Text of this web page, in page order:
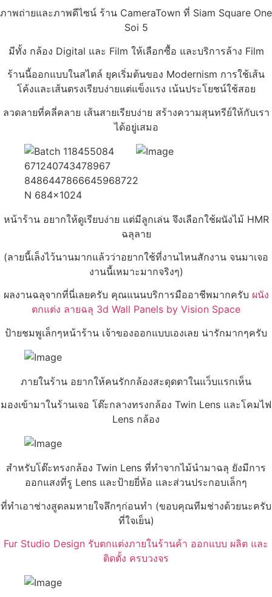
ภาพถ่ายและภาพดีไซน์ ร้าน CameraTown ที่ Siam Square One
Soi 5
มีทั้ง กล้อง Digital และ Film ให้เลือกซื้อ และบริการล้าง Film
ร้านนี้ออกแบบในสไตล์ ยุคเริ่มต้นของ Modernism การใช้เส้น
โค้งและเส้นตรงเรียบง่ายแต่แข็งแรง เน้นประโยชน์ใช้สอย
ลวดลายที่คลี่คลาย เส้นสายเรียบง่าย สร้างความสุนทรีย์ให้กับเรา
ได้อยู่เสมอ
หน้าร้าน อยากให้ดูเรียบง่าย แต่มีลูกเล่น จึงเลือกใช้ผนังไม้ HMR
ฉลุลาย
(ลายนี้เล็งไว้นานมากแล้วว่าอยากใช้ที่งานไหนสักงาน จนมาเจอ
งานนี้เหมาะมากจริงๆ)
ผลงานฉลุจากที่นี่เลยครับ คุณแนนบริการมืออาชีพมากครับ ผนัง
ตกแต่ง ลายฉลุ 3d Wall Panels by Vision Space
ป้ายชมพูเล็กๆหน้าร้าน เจ้าของออกแบบเองเลย น่ารักมากๆครับ
ภายในร้าน อยากให้คนรักกล้องสะดุดตาในแว็บแรกเห็น
มองเข้ามาในร้านเจอ โต๊ะกลางทรงกล้อง Twin Lens และโคมไฟ
Lens กล้อง
สำหรับโต๊ะทรงกล้อง Twin Lens ที่ทำจากไม้นำมาฉลุ ยังมีการ
ออกแสงที่รู Lens และป้ายยี่ห้อ และส่วนประกอบเล็กๆ
ที่ทำเอาช่างสูดลมหายใจลึกๆก่อนทำ (ขอบคุณทีมช่างด้วยนะครับ
ที่ใจเย็น)
Fur Studio Design รับตกแต่งภายในร้านค้า ออกแบบ ผลิต และ
ติดตั้ง ครบวงจร